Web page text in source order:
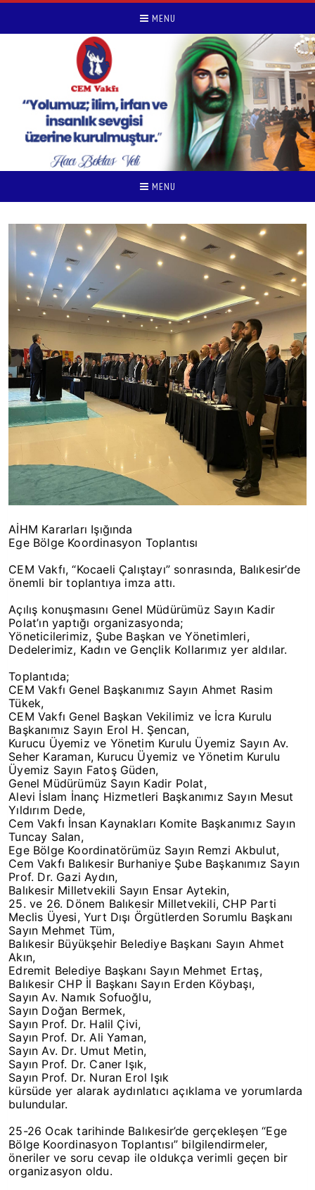
MENU
MENU
AİHM Kararları Işığında
Ege Bölge Koordinasyon Toplantısı
CEM Vakfı, “Kocaeli Çalıştayı” sonrasında, Balıkesir’de
önemli bir toplantıya imza attı.
Açılış konuşmasını Genel Müdürümüz Sayın Kadir
Polat’ın yaptığı organizasyonda;
Yöneticilerimiz, Şube Başkan ve Yönetimleri,
Dedelerimiz, Kadın ve Gençlik Kollarımız yer aldılar.
Toplantıda;
CEM Vakfı Genel Başkanımız Sayın Ahmet Rasim
Tükek,
CEM Vakfı Genel Başkan Vekilimiz ve İcra Kurulu
Başkanımız Sayın Erol H. Şencan,
Kurucu Üyemiz ve Yönetim Kurulu Üyemiz Sayın Av.
Seher Karaman, Kurucu Üyemiz ve Yönetim Kurulu
Üyemiz Sayın Fatoş Güden,
Genel Müdürümüz Sayın Kadir Polat,
Alevi İslam İnanç Hizmetleri Başkanımız Sayın Mesut
Yıldırım Dede,
Cem Vakfı İnsan Kaynakları Komite Başkanımız Sayın
Tuncay Salan,
Ege Bölge Koordinatörümüz Sayın Remzi Akbulut,
Cem Vakfı Balıkesir Burhaniye Şube Başkanımız Sayın
Prof. Dr. Gazi Aydın,
Balıkesir Milletvekili Sayın Ensar Aytekin,
25. ve 26. Dönem Balıkesir Milletvekili, CHP Parti
Meclis Üyesi, Yurt Dışı Örgütlerden Sorumlu Başkanı
Sayın Mehmet Tüm,
Balıkesir Büyükşehir Belediye Başkanı Sayın Ahmet
Akın,
Edremit Belediye Başkanı Sayın Mehmet Ertaş,
Balıkesir CHP İl Başkanı Sayın Erden Köybaşı,
Sayın Av. Namık Sofuoğlu,
Sayın Doğan Bermek,
Sayın Prof. Dr. Halil Çivi,
Sayın Prof. Dr. Ali Yaman,
Sayın Av. Dr. Umut Metin,
Sayın Prof. Dr. Caner Işık,
Sayın Prof. Dr. Nuran Erol Işık
kürsüde yer alarak aydınlatıcı açıklama ve yorumlarda
bulundular.
25-26 Ocak tarihinde Balıkesir’de gerçekleşen “Ege
Bölge Koordinasyon Toplantısı” bilgilendirmeler,
öneriler ve soru cevap ile oldukça verimli geçen bir
organizasyon oldu.